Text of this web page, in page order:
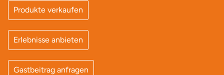
Produkte verkaufen
Erlebnisse anbieten
Gastbeitrag anfragen
München
Münster
Nagold